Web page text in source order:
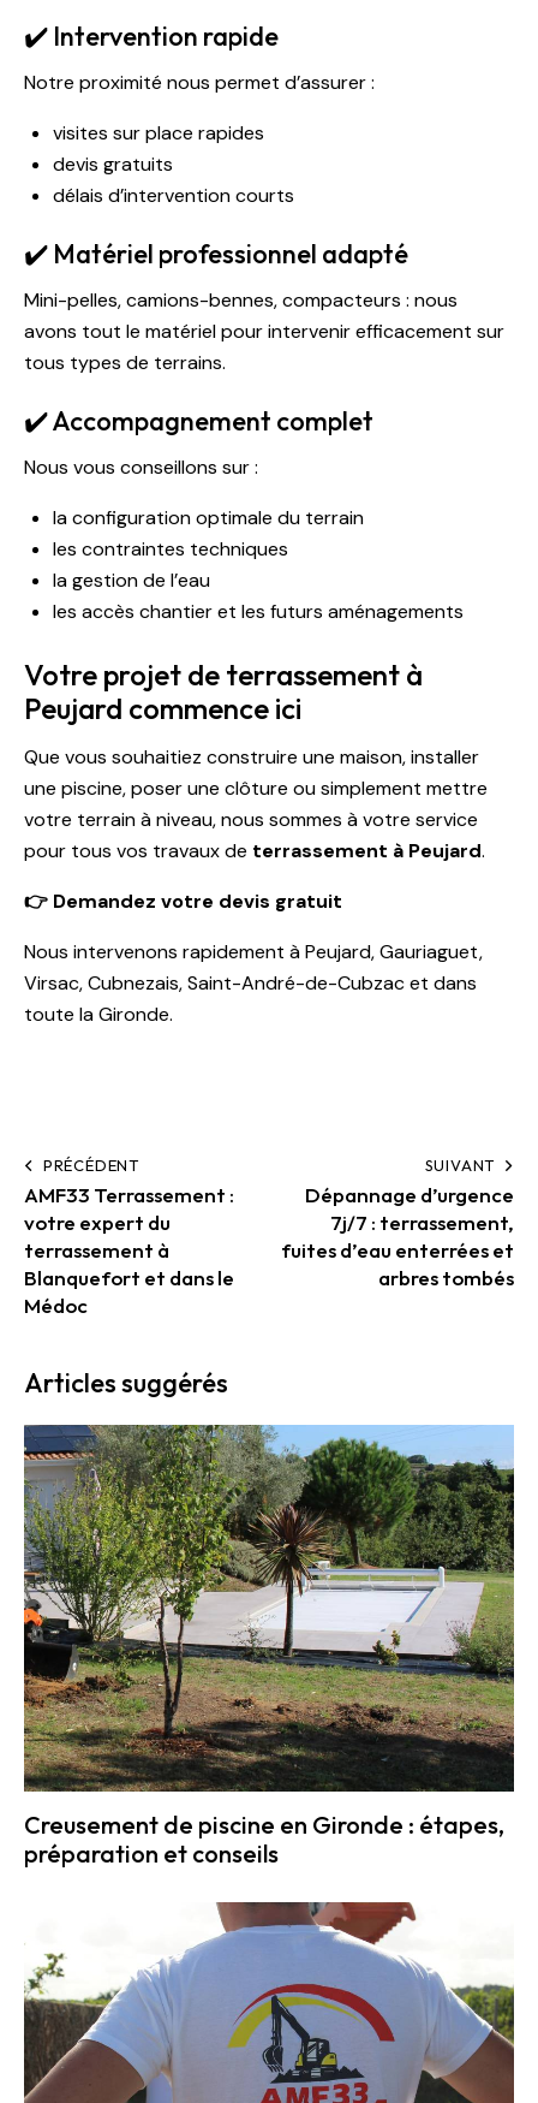
✔️ Intervention rapide
Notre proximité nous permet d’assurer :
visites sur place rapides
devis gratuits
délais d’intervention courts
✔️ Matériel professionnel adapté
Mini-pelles, camions-bennes, compacteurs : nous
avons tout le matériel pour intervenir efficacement sur
tous types de terrains.
✔️ Accompagnement complet
Nous vous conseillons sur :
la configuration optimale du terrain
les contraintes techniques
la gestion de l’eau
les accès chantier et les futurs aménagements
Votre projet de terrassement à
Peujard commence ici
Que vous souhaitiez construire une maison, installer
une piscine, poser une clôture ou simplement mettre
votre terrain à niveau, nous sommes à votre service
pour tous vos travaux de terrassement à Peujard.
👉 Demandez votre devis gratuit
Nous intervenons rapidement à Peujard, Gauriaguet,
Virsac, Cubnezais, Saint-André-de-Cubzac et dans
toute la Gironde.
PRÉCÉDENT
AMF33 Terrassement :
votre expert du
terrassement à
Blanquefort et dans le
Médoc
SUIVANT
Dépannage d’urgence
7j/7 : terrassement,
fuites d’eau enterrées et
arbres tombés
Articles suggérés
Creusement de piscine en Gironde : étapes,
préparation et conseils